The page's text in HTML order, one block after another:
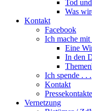
Tod
Was
Kontakt
Facebook
Ich mache mit
Eine
In den
Ich spende . . .
Kontakt
Pressekontakte
Vernetzung